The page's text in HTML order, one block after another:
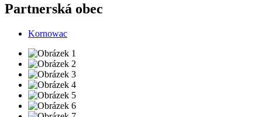
Partnerská obec
Kornowac